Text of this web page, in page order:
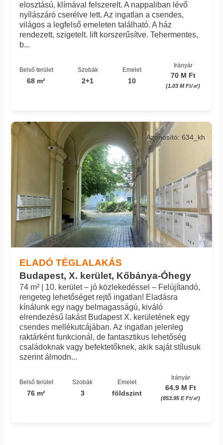
elosztású, klímával felszerelt. A nappaliban lévő
nyílászáró cserélve lett. Az ingatlan a csendes,
világos a legfelső emeleten található. A ház
rendezett, szigetelt. lift korszerűsítve. Tehermentes,
b...
Belső terület
68 m²
Szobák
2+1
Emelet
10
Irányár
70 M Ft
(1.03 M Ft/㎡)
ELADÓ TÉGLALAKÁS
Budapest, X. kerület, Kőbánya-Óhegy
Azonosító: 634_kh
74 m² | 10. kerület – jó közlekedéssel – Felújítandó,
rengeteg lehetőséget rejtő ingatlan! Eladásra
kínálunk egy nagy belmagasságú, kiváló
elrendezésű lakást Budapest X. kerületének egy
csendes mellékutcájában. Az ingatlan jelenleg
raktárként funkcionál, de fantasztikus lehetőség
családoknak vagy befektetőknek, akik saját stílusuk
szerint álmodn...
Belső terület
76 m²
Szobák
3
Emelet
földszint
Irányár
64.9 M Ft
(853.95 E Ft/㎡)